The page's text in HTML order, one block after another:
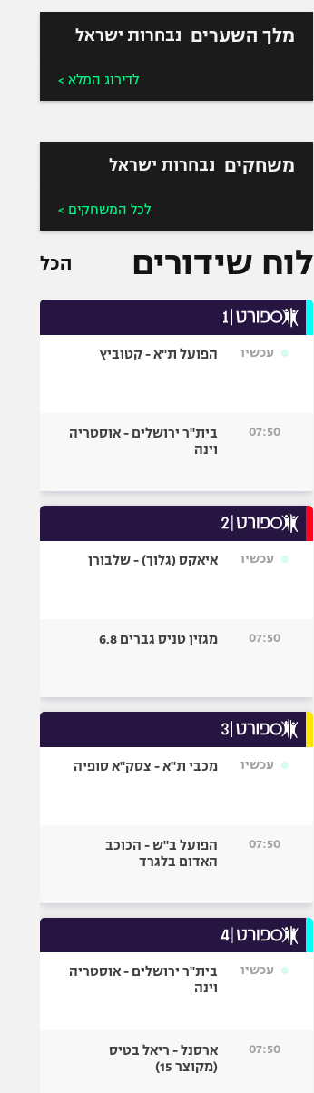
אופניים
בייסבול MLB
ספורט אתגרי
אומנויות לחימה
מלך השערים נבחרות ישראל
לדירוג המלא >
משחקים נבחרות ישראל
לכל המשחקים >
לוח שידורים הכל
עכשיו הפועל ת"א - קטוביץ
07:50
בית"ר ירושלים - אוסטריה
וינה
עכשיו איאקס (גלוך) - שלבורן
07:50 מגזין טניס גברים 6.8
עכשיו מכבי ת"א - צסק"א סופיה
07:50
הפועל ב"ש - הכוכב
האדום בלגרד
עכשיו
בית"ר ירושלים - אוסטריה
וינה
07:50
ארסנל - ריאל בטיס
(מקוצר 15)